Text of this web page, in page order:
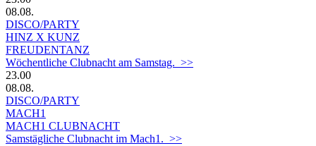
08.08.
DISCO/PARTY
HINZ X KUNZ
FREUDENTANZ
Wöchentliche Clubnacht am Samstag. >>
23.00
08.08.
DISCO/PARTY
MACH1
MACH1 CLUBNACHT
Samstägliche Clubnacht im Mach1. >>